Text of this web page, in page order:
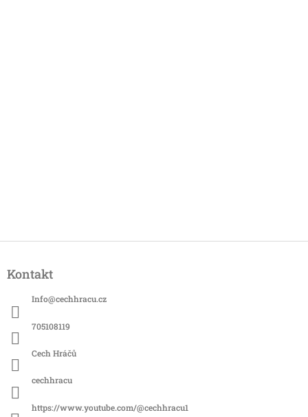
pKontakt
Info@cechhracu.cz
705108119
Cech Hráčů
cechhracu
https://www.youtube.com/@cechhracu1